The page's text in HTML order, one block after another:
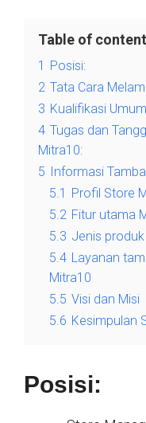
Table of
1
Posisi:
2 Tata Cara
3 Kualifikasi
4 Tugas dan
Mitra10:
5
Informasi
5.1
Profil Store
5.2 Fitur utama
5.3 Jenis
5.4 Layanan
Mitra10
5.5 Visi dan Misi
5.6 Kesimpulan
Posisi: